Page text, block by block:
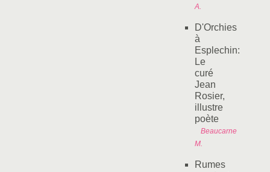
A.
D'Orchies
à
Esplechin:
Le
curé
Jean
Rosier,
illustre
poète
Beaucarne
M.
Rumes